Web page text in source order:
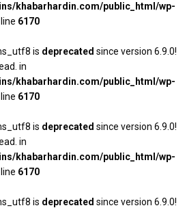
khabarhardin.com/public_html/wp-
6170
is deprecated since version 6.9.0!
in
khabarhardin.com/public_html/wp-
6170
is deprecated since version 6.9.0!
in
khabarhardin.com/public_html/wp-
6170
is deprecated since version 6.9.0!